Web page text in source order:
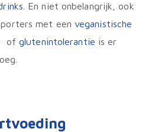
. En niet onbelangrijk, ook
met een veganistische
ofglutenintolerantie is er